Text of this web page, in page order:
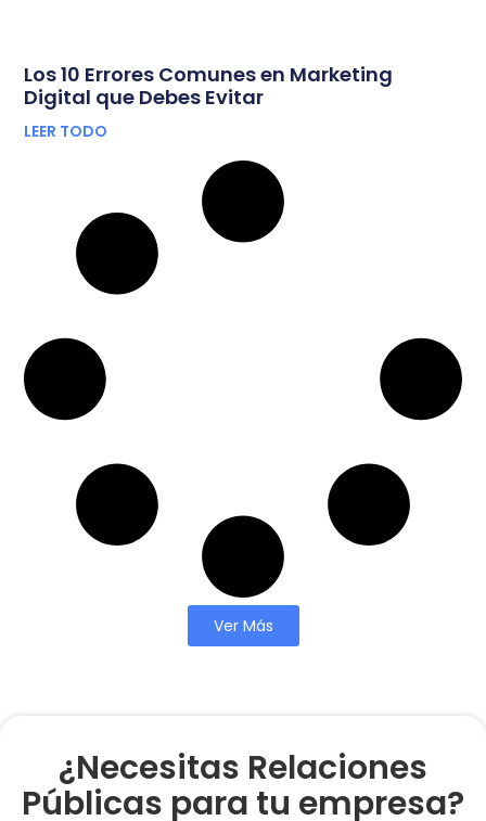
Los 10 Errores Comunes en Marketing
Digital que Debes Evitar
LEER TODO
Ver Más
¿Necesitas Relaciones
Públicas para tu empresa?